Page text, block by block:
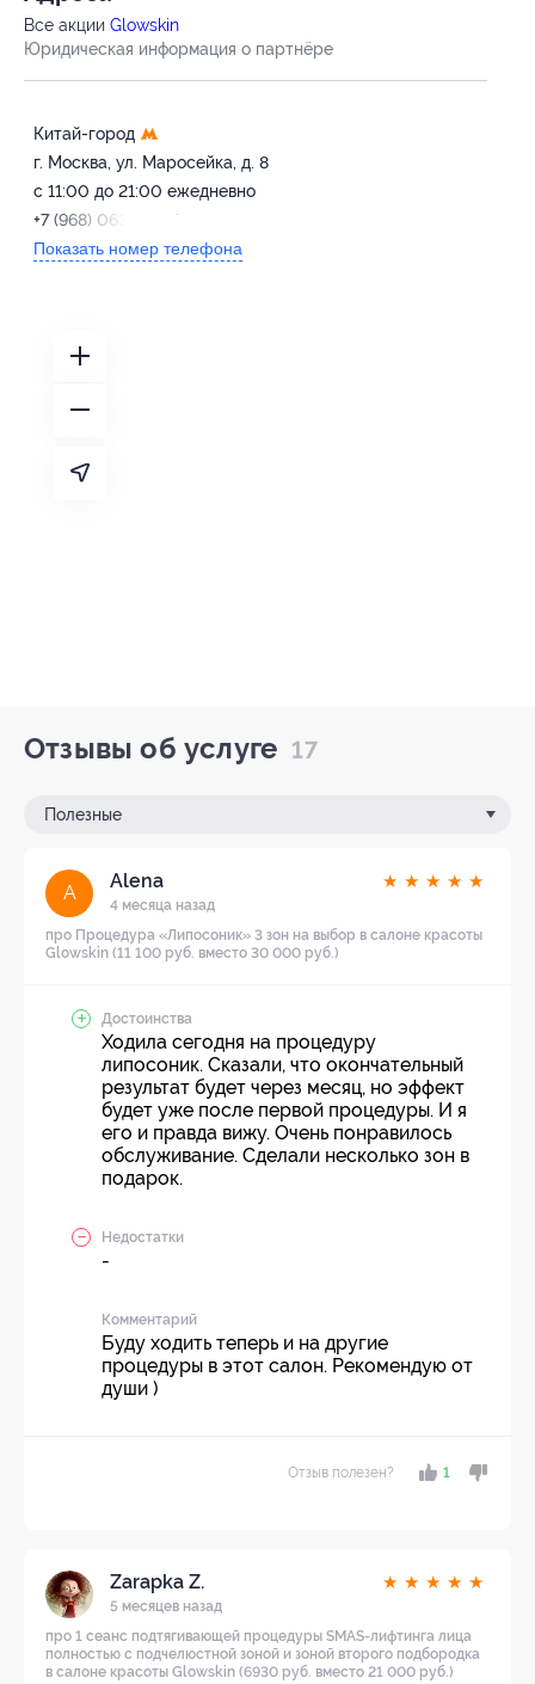
Все акции Glowskin
Юридическая информация о партнёре
Китай-город
г. Москва, ул. Маросейка, д. 8
с 11:00 до 21:00 ежедневно
+7 (968) 063-14-97
Показать номер телефона
Отзывы об услуге 17
Полезные
A
Alena
4 месяца назад
★ ★ ★ ★ ★
про Процедура «Липосоник» 3 зон на выбор в салоне красоты
Glowskin (11 100 руб. вместо 30 000 руб.)
Достоинства
Ходила сегодня на процедуру
липосоник. Сказали, что окончательный
результат будет через месяц, но эффект
будет уже после первой процедуры. И я
его и правда вижу. Очень понравилось
обслуживание. Сделали несколько зон в
подарок.
Недостатки
-
Комментарий
Буду ходить теперь и на другие
процедуры в этот салон. Рекомендую от
души )
Отзыв полезен? 1
Zarapka Z.
5 месяцев назад
★ ★ ★ ★ ★
про 1 сеанс подтягивающей процедуры SMAS-лифтинга лица
полностью с подчелюстной зоной и зоной второго подбородка
в салоне красоты Glowskin (6930 руб. вместо 21 000 руб.)